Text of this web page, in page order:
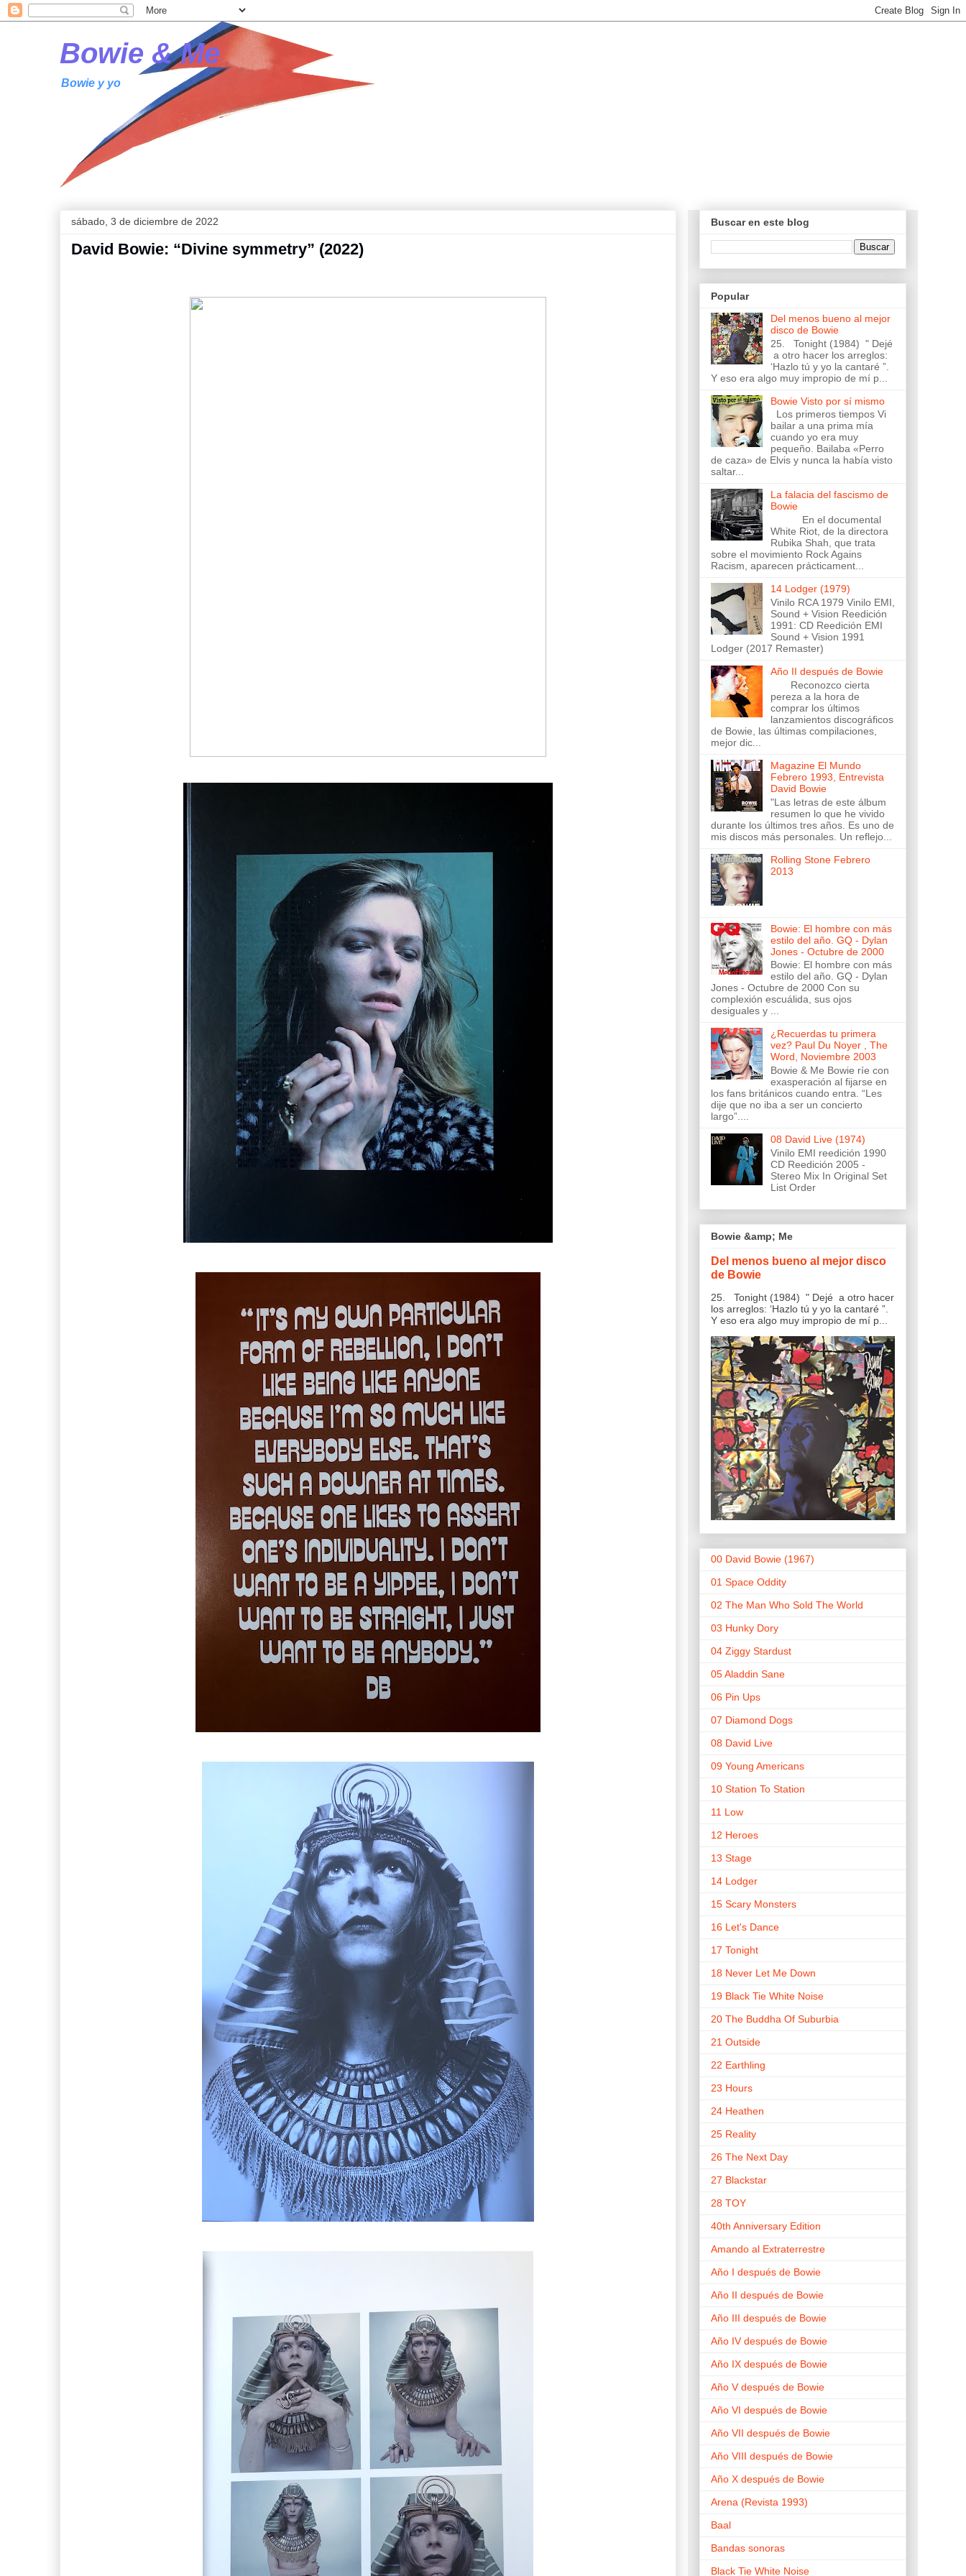
Bowie & Me
Bowie y yo
sábado, 3 de diciembre de 2022
David Bowie: “Divine symmetry” (2022)
Buscar en este blog
Popular
Del menos bueno al mejor
disco de Bowie
25. Tonight (1984) " Dejé
a otro hacer los arreglos:
‘Hazlo tú y yo la cantaré ”.
Y eso era algo muy impropio de mí p...
Bowie Visto por sí mismo
Los primeros tiempos Vi
bailar a una prima mía
cuando yo era muy
pequeño. Bailaba «Perro
de caza» de Elvis y nunca la había visto
saltar...
La falacia del fascismo de
Bowie
En el documental
White Riot, de la directora
Rubika Shah, que trata
sobre el movimiento Rock Agains
Racism, aparecen prácticament...
14 Lodger (1979)
Vinilo RCA 1979 Vinilo EMI,
Sound + Vision Reedición
1991: CD Reedición EMI
Sound + Vision 1991
Lodger (2017 Remaster)
Año II después de Bowie
Reconozco cierta
pereza a la hora de
comprar los últimos
lanzamientos discográficos
de Bowie, las últimas compilaciones,
mejor dic...
Magazine El Mundo
Febrero 1993, Entrevista
David Bowie
"Las letras de este álbum
resumen lo que he vivido
durante los últimos tres años. Es uno de
mis discos más personales. Un reflejo...
Rolling Stone Febrero
2013
Bowie: El hombre con más
estilo del año. GQ - Dylan
Jones - Octubre de 2000
Bowie: El hombre con más
estilo del año. GQ - Dylan
Jones - Octubre de 2000 Con su
complexión escuálida, sus ojos
desiguales y ...
¿Recuerdas tu primera
vez? Paul Du Noyer , The
Word, Noviembre 2003
Bowie & Me Bowie ríe con
exasperación al fijarse en
los fans británicos cuando entra. “Les
dije que no iba a ser un concierto
largo”....
08 David Live (1974)
Vinilo EMI reedición 1990
CD Reedición 2005 -
Stereo Mix In Original Set
List Order
Bowie &amp; Me
Del menos bueno al mejor disco
de Bowie
25. Tonight (1984) " Dejé a otro hacer
los arreglos: ‘Hazlo tú y yo la cantaré ”.
Y eso era algo muy impropio de mí p...
00 David Bowie (1967)
01 Space Oddity
02 The Man Who Sold The World
03 Hunky Dory
04 Ziggy Stardust
05 Aladdin Sane
06 Pin Ups
07 Diamond Dogs
08 David Live
09 Young Americans
10 Station To Station
11 Low
12 Heroes
13 Stage
14 Lodger
15 Scary Monsters
16 Let's Dance
17 Tonight
18 Never Let Me Down
19 Black Tie White Noise
20 The Buddha Of Suburbia
21 Outside
22 Earthling
23 Hours
24 Heathen
25 Reality
26 The Next Day
27 Blackstar
28 TOY
40th Anniversary Edition
Amando al Extraterrestre
Año I después de Bowie
Año II después de Bowie
Año III después de Bowie
Año IV después de Bowie
Año IX después de Bowie
Año V después de Bowie
Año VI después de Bowie
Año VII después de Bowie
Año VIII después de Bowie
Año X después de Bowie
Arena (Revista 1993)
Baal
Bandas sonoras
Black Tie White Noise